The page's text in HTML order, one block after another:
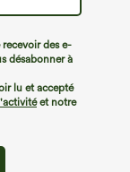
des e-
désabonner à
lu et accepté
et notre